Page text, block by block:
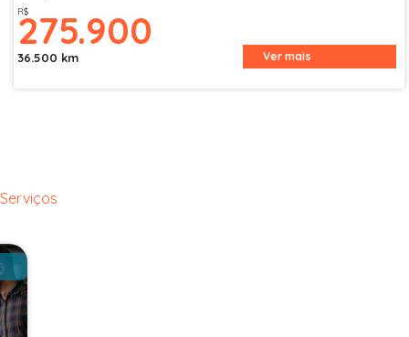
R$
275.900
Ver mais
36.500 km
Serviços